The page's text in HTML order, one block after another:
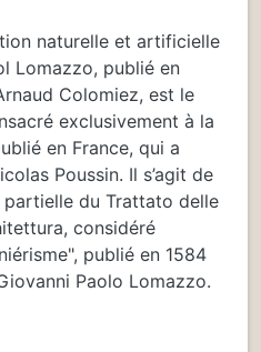
naturelle et artificielle
Lomazzo, publié en
Colomiez, est le
exclusivement à la
en France, qui a
Poussin. Il s’agit de
du Trattato delle
considéré
publié en 1584
Paolo Lomazzo.